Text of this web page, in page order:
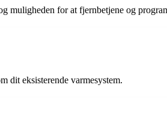
muligheden for at fjernbetjene og
dit eksisterende varmesystem.